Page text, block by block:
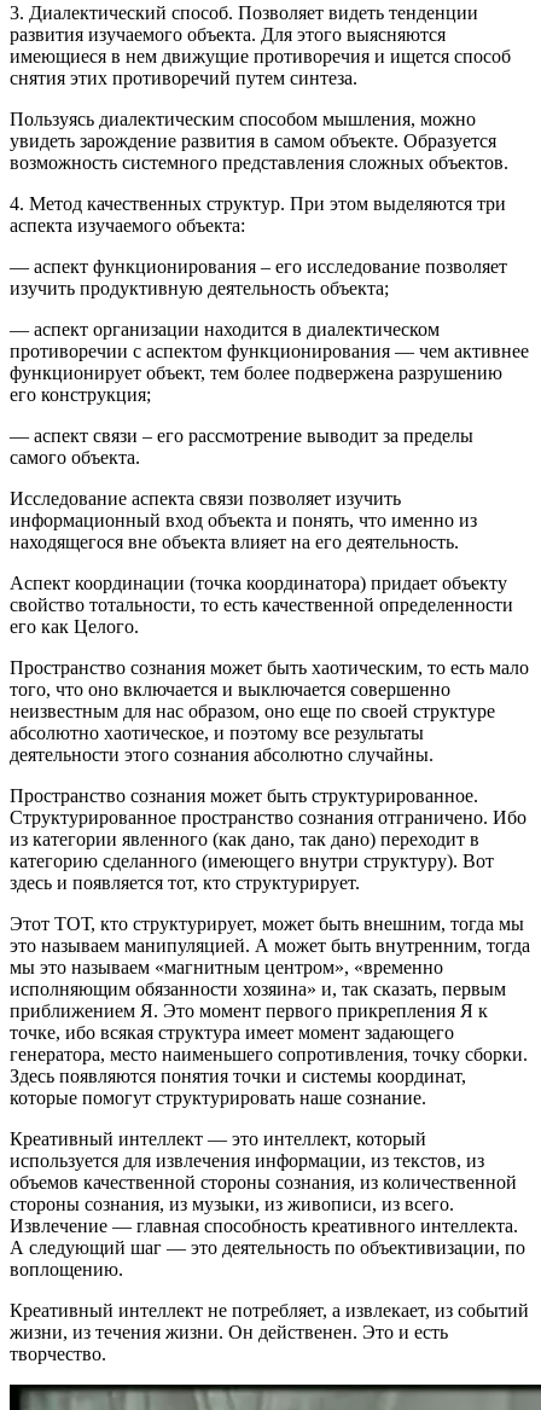
3. Диалектический способ. Позволяет видеть тенденции
развития изучаемого объекта. Для этого выясняются
имеющиеся в нем движущие противоречия и ищется способ
снятия этих противоречий путем синтеза.
Пользуясь диалектическим способом мышления, можно
увидеть зарождение развития в самом объекте. Образуется
возможность системного представления сложных объектов.
4. Метод качественных структур. При этом выделяются три
аспекта изучаемого объекта:
— аспект функционирования – его исследование позволяет
изучить продуктивную деятельность объекта;
— аспект организации находится в диалектическом
противоречии с аспектом функционирования — чем активнее
функционирует объект, тем более подвержена разрушению
его конструкция;
— аспект связи – его рассмотрение выводит за пределы
самого объекта.
Исследование аспекта связи позволяет изучить
информационный вход объекта и понять, что именно из
находящегося вне объекта влияет на его деятельность.
Аспект координации (точка координатора) придает объекту
свойство тотальности, то есть качественной определенности
его как Целого.
Пространство сознания может быть хаотическим, то есть мало
того, что оно включается и выключается совершенно
неизвестным для нас образом, оно еще по своей структуре
абсолютно хаотическое, и поэтому все результаты
деятельности этого сознания абсолютно случайны.
Пространство сознания может быть структурированное.
Структурированное пространство сознания отграничено. Ибо
из категории явленного (как дано, так дано) переходит в
категорию сделанного (имеющего внутри структуру). Вот
здесь и появляется тот, кто структурирует.
Этот ТОТ, кто структурирует, может быть внешним, тогда мы
это называем манипуляцией. А может быть внутренним, тогда
мы это называем «магнитным центром», «временно
исполняющим обязанности хозяина» и, так сказать, первым
приближением Я. Это момент первого прикрепления Я к
точке, ибо всякая структура имеет момент задающего
генератора, место наименьшего сопротивления, точку сборки.
Здесь появляются понятия точки и системы координат,
которые помогут структурировать наше сознание.
Креативный интеллект — это интеллект, который
используется для извлечения информации, из текстов, из
объемов качественной стороны сознания, из количественной
стороны сознания, из музыки, из живописи, из всего.
Извлечение — главная способность креативного интеллекта.
А следующий шаг — это деятельность по объективизации, по
воплощению.
Креативный интеллект не потребляет, а извлекает, из событий
жизни, из течения жизни. Он действенен. Это и есть
творчество.